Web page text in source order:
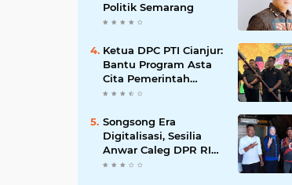
Politik Semarang
Ketua DPC PTI Cianjur:
Bantu Program Asta
Cita Pemerintah
dalam Dunia
Songsong Era
Digitalisasi, Sesilia
Anwar Caleg DPR RI
Dapil Jabar 3 Siapkan